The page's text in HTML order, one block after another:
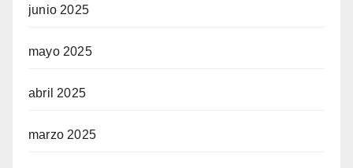
junio 2025
mayo 2025
abril 2025
marzo 2025